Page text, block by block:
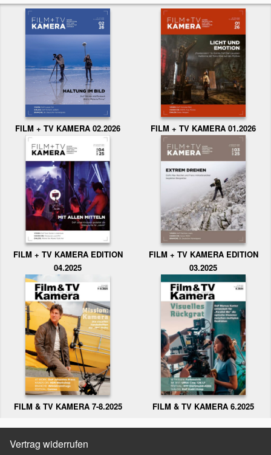
FILM + TV KAMERA 02.2026 FILM + TV KAMERA 01.2026
FILM + TV KAMERA EDITION
04.2025
FILM + TV KAMERA EDITION
03.2025
FILM & TV KAMERA 7-8.2025 FILM & TV KAMERA 6.2025
Vertrag widerrufen